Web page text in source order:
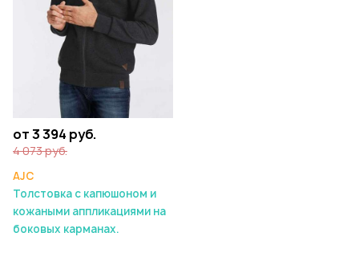
от 3 394 руб.
4 073 руб.
AJC
Толстовка с капюшоном и
кожаными аппликациями на
боковых карманах.